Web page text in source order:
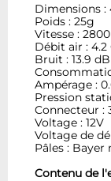
Dimensions :
Poids : 25g
Vitesse : 2800
Débit air : 4.2
Bruit : 13.9
Ampérage :
Pression
Connecteur :
Voltage : 12V
Voltage de
Pâles :
Contenu de